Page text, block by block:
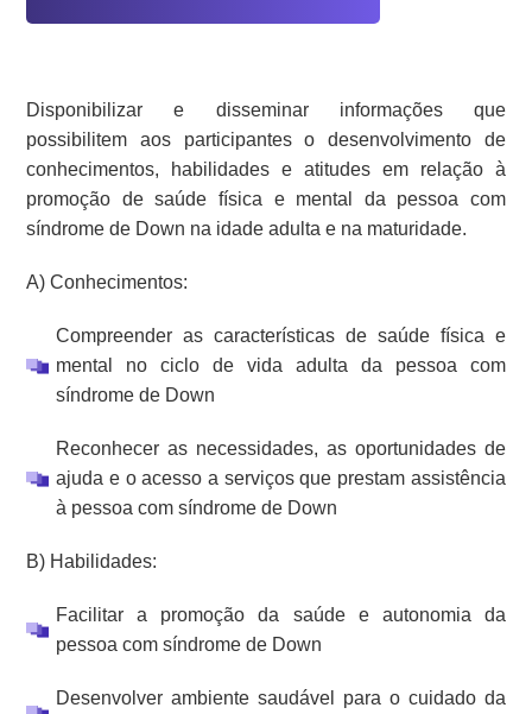
Disponibilizar e disseminar informações que
possibilitem aos participantes o desenvolvimento de
conhecimentos, habilidades e atitudes em relação à
promoção de saúde física e mental da pessoa com
síndrome de Down na idade adulta e na maturidade.
A) Conhecimentos:
Compreender as características de saúde física e
mental no ciclo de vida adulta da pessoa com
síndrome de Down
Reconhecer as necessidades, as oportunidades de
ajuda e o acesso a serviços que prestam assistência
à pessoa com síndrome de Down
B) Habilidades:
Facilitar a promoção da saúde e autonomia da
pessoa com síndrome de Down
Desenvolver ambiente saudável para o cuidado da